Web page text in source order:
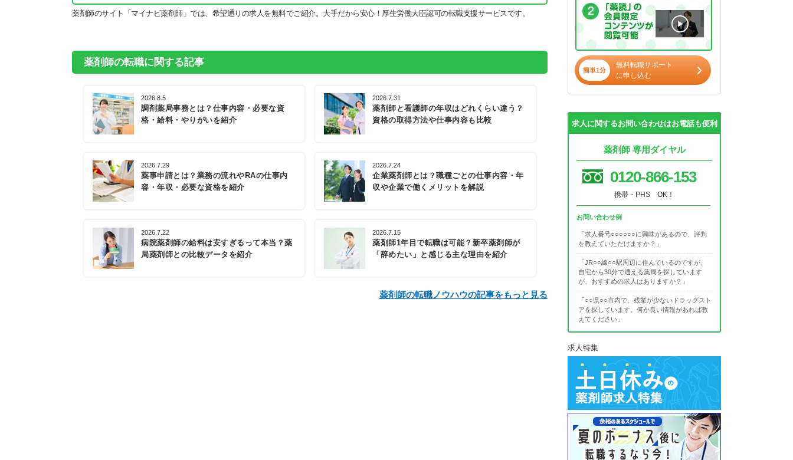
薬剤師のサイト「マイナビ薬剤師」では、希望通りの求人を無料でご紹介。大手だから安心！厚生労働大臣認可の転職支援サービスです。
薬剤師の転職に関する記事
2026.8.5
調剤薬局事務とは？仕事内容・必要な資
格・給料・やりがいを紹介
2026.7.31
薬剤師と看護師の年収はどれくらい違う？
資格の取得方法や仕事内容も比較
2026.7.29
薬事申請とは？業務の流れやRAの仕事内
容・年収・必要な資格を紹介
2026.7.24
企業薬剤師とは？職種ごとの仕事内容・年
収や企業で働くメリットを解説
2026.7.22
病院薬剤師の給料は安すぎるって本当？薬
局薬剤師との比較データを紹介
2026.7.15
薬剤師1年目で転職は可能？新卒薬剤師が
「辞めたい」と感じる主な理由を紹介
薬剤師の転職ノウハウの記事をもっと見る
簡単1分
無料転職サポート
に申し込む
求人に関するお問い合わせはお電話も便利
薬剤師 専用ダイヤル
0120-866-153
携帯・PHS OK！
お問い合わせ例
「求人番号○○○○○○に興味があるので、評判
を教えていただけますか？」
「JR○○線○○駅周辺に住んでいるのですが、
自宅から30分で通える薬局を探しています
が、おすすめの求人はありますか？」
「○○県○○市内で、残業が少ないドラッグスト
アを探しています。何か良い情報があれば教
えてください」
求人特集